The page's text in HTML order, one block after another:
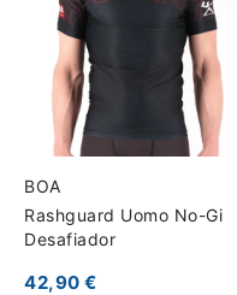
BOA
Rashguard Uomo No-Gi
Desafiador
42,90 €